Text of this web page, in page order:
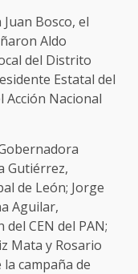
Bosco, el
Aldo
del Distrito
Estatal del
Acción Nacional
Gutiérrez,
de León; Jorge
Aguilar,
CEN del PAN;
Mata y Rosario
campaña de